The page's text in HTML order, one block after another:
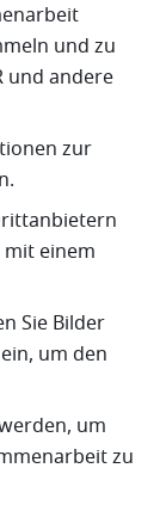
und zu
und andere
zur
mit einem
Sie Bilder
um den
um
zu